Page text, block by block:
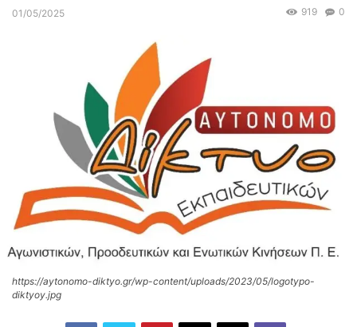
01/05/2025 0
919
https://aytonomo-diktyo.gr/wp-content/uploads/2023/05/logotypo-
diktyoy.jpg